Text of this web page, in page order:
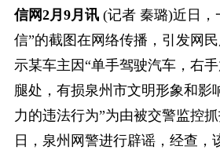
信网2月9月讯(记者 秦璐)近日，
信”的截图在网络传播，引发网
示某车主因“单手驾驶汽车，右
腿处，有损泉州市文明形象和影
力的违法行为”为由被交警监控
日，泉州网警进行辟谣，经查，